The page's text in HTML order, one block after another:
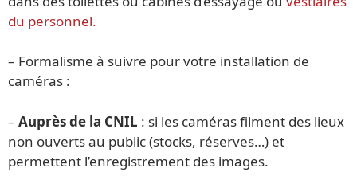
du personnel.
– Formalisme à suivre pour votre installation de
caméras :
– Auprès de la CNIL : si les caméras filment des lieux
non ouverts au public (stocks, réserves…) et
permettent l’enregistrement des images.